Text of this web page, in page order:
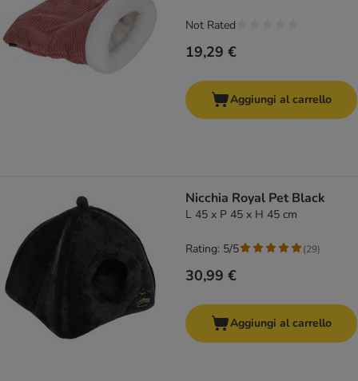
19,29 €
Not Rated
Aggiungi al carrello
Nicchia Royal Pet Black
L 45 x P 45 x H 45 cm
30,99 €
Rating: 5/5 (29)
Aggiungi al carrello